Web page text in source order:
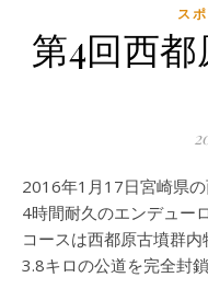
ス
第4回西
2016年1月17日宮崎県
4時間耐久のエンデュー
コースは西都原古墳群
3.8キロの公道を完全封